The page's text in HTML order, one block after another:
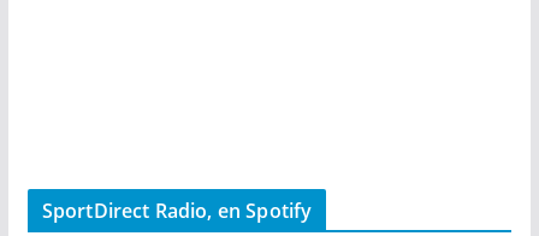
SportDirect Radio, en Spotify